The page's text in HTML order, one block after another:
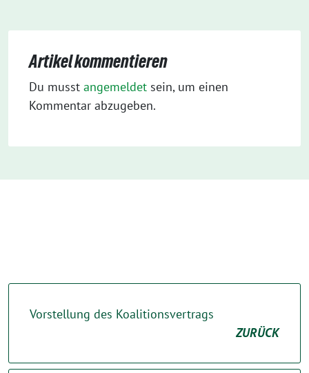
Artikel kommentieren
Du musst angemeldet sein, um einen
Kommentar abzugeben.
Vorstellung des Koalitionsvertrags
ZURÜCK